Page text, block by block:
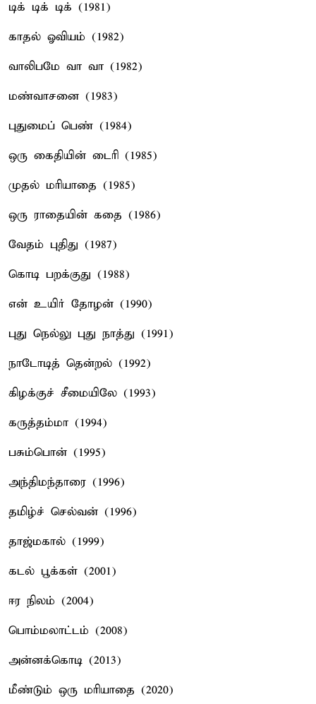
டிக் டிக் டிக் (1981)
காதல் ஓவியம் (1982)
வாலிபமே வா வா (1982)
மண்வாசனை (1983)
புதுமைப் பெண் (1984)
ஒரு கைதியின் டைரி (1985)
முதல் மரியாதை (1985)
ஒரு ராதையின் கதை (1986)
வேதம் புதிது (1987)
கொடி பறக்குது (1988)
என் உயிர் தோழன் (1990)
புது நெல்லு புது நாத்து (1991)
நாடோடித் தென்றல் (1992)
கிழக்குச் சீமையிலே (1993)
கருத்தம்மா (1994)
பசும்பொன் (1995)
அந்திமந்தாரை (1996)
தமிழ்ச் செல்வன் (1996)
தாஜ்மகால் (1999)
கடல் பூக்கள் (2001)
ஈர நிலம் (2004)
பொம்மலாட்டம் (2008)
அன்னக்கொடி (2013)
மீண்டும் ஒரு மரியாதை (2020)